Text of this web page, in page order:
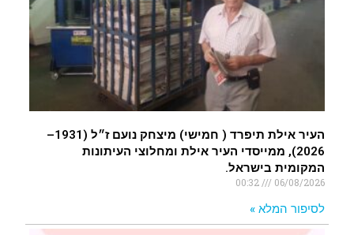
העיר אילת תיפרד ( חמישי) מיצחק נועם ז״ל (1931–
2026), ממייסדי העיר אילת ומחלוצי העיתונות
המקומית בישראל.
06/08/2026
00:32
לסיפור המלא »